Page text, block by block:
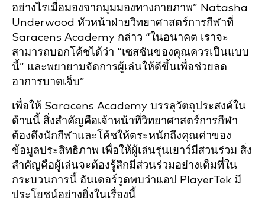
อย่างไรเมื่อมองจากมุมมองทางกายภาพ” Natasha
Underwood หัวหน้าฝ่ายวิทยาศาสตร์การกีฬาที่
Saracens Academy กล่าว “ในอนาคต เราจะ
สามารถบอกโค้ชได้ว่า “เซสชันของคุณควรเป็นแบบ
นี้” และพยายามจัดการผู้เล่นให้ดีขึ้นเพื่อช่วยลด
อาการบาดเจ็บ”
เพื่อให้ Saracens Academy บรรลุวัตถุประสงค์ใน
ด้านนี้ สิ่งสำคัญคือเจ้าหน้าที่วิทยาศาสตร์การกีฬา
ต้องดึงนักกีฬาและโค้ชให้ตระหนักถึงคุณค่าของ
ข้อมูลประสิทธิภาพ เพื่อให้ผู้เล่นรุ่นเยาว์มีส่วนร่วม สิ่ง
สำคัญคือผู้เล่นจะต้องรู้สึกมีส่วนร่วมอย่างเต็มที่ใน
กระบวนการนี้ อันเดอร์วูดพบว่าแอป PlayerTek มี
ประโยชน์อย่างยิ่งในเรื่องนี้